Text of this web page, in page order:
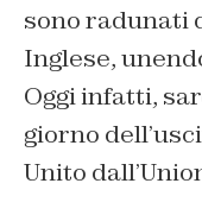
sono radunati
Inglese,
Oggi infatti,
giorno
Unito